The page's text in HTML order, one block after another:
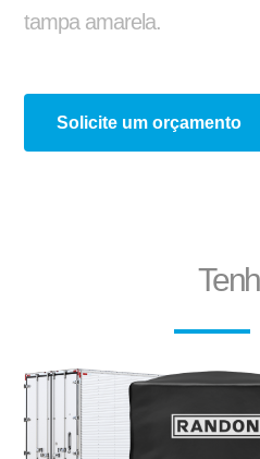
Reformas e
Barra de Travamento
Aparelho de Levantamento
tampa amarela.
Solicite um orçamento